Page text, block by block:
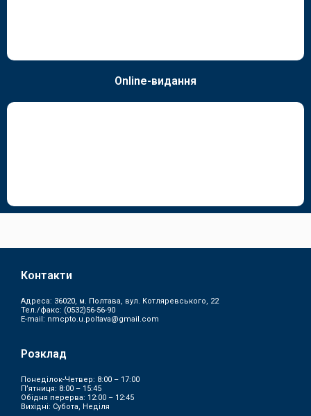
Online-видання
Контакти
Адреса: 36020, м. Полтава, вул. Котляревського, 22
Тел./факс: (0532)56-56-90
E-mail: nmcpto.u.poltava@gmail.com
Розклад
Понеділок-Четвер: 8:00 – 17:00
П’ятниця: 8:00 – 15:45
Обідня перерва: 12:00 – 12:45
Вихідні: Субота, Неділя